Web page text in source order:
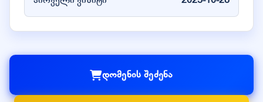
დომენის შეძენა